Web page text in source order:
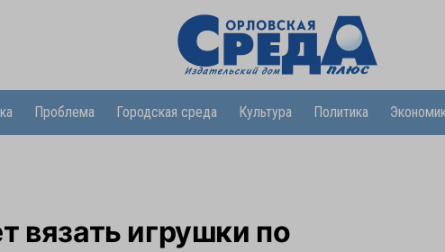
Проблема Городская среда Культура Политика
вязать игрушки по